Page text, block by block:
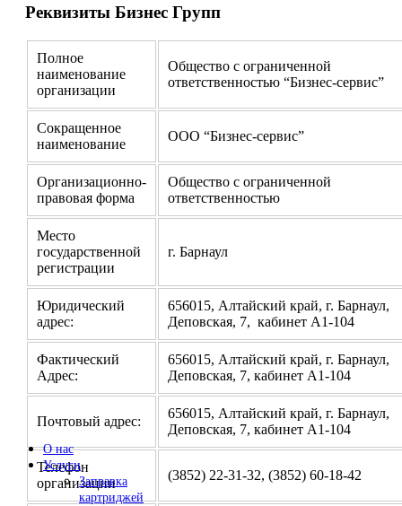
О нас
Услуги
Заправка
картриджей
Реквизиты Бизнес Групп
Полное
наименование
организации
Общество с ограниченной
ответственностью “Бизнес-сервис”
Сокращенное
наименование
ООО “Бизнес-сервис”
Организационно-
правовая форма
Общество с ограниченной
ответственностью
Место
государственной
регистрации
г. Барнаул
Юридический
адрес:
656015, Алтайский край, г. Барнаул,
Деповская, 7, кабинет А1-104
Фактический
Адрес:
656015, Алтайский край, г. Барнаул,
Деповская, 7, кабинет А1-104
Почтовый адрес:
656015, Алтайский край, г. Барнаул,
Деповская, 7, кабинет А1-104
Телефон
организации
(3852) 22-31-32, (3852) 60-18-42